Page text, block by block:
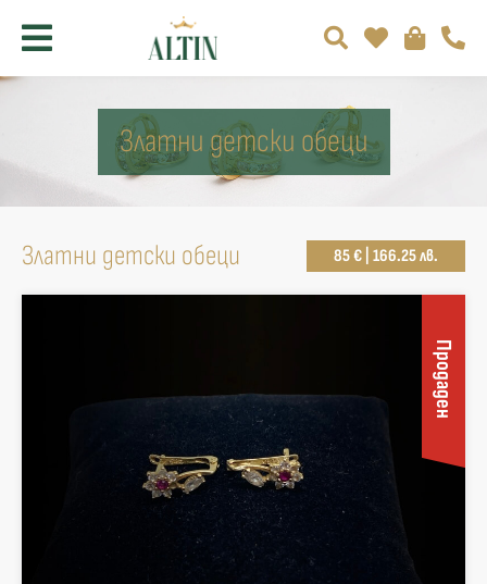
Златни детски обеци
Златни детски обеци 85 € | 166.25 лв.
Продаден